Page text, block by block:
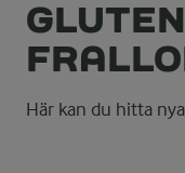
Här kan du hitta